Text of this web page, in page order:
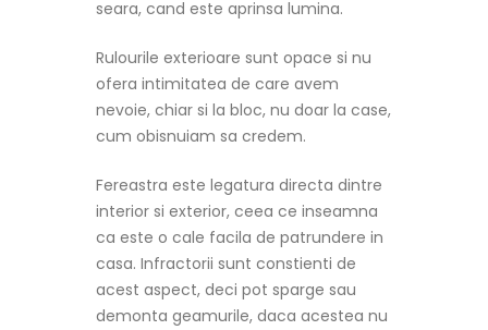
seara, cand este aprinsa lumina.
Rulourile exterioare sunt opace si nu
ofera intimitatea de care avem
nevoie, chiar si la bloc, nu doar la case,
cum obisnuiam sa credem.
Fereastra este legatura directa dintre
interior si exterior, ceea ce inseamna
ca este o cale facila de patrundere in
casa. Infractorii sunt constienti de
acest aspect, deci pot sparge sau
demonta geamurile, daca acestea nu